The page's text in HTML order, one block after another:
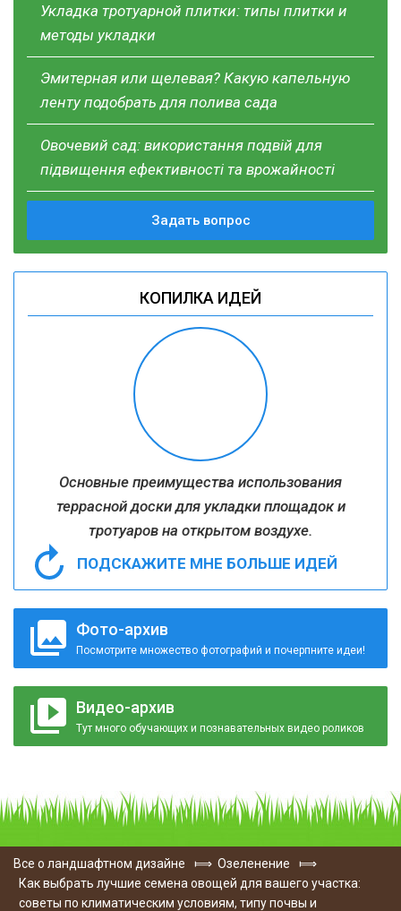
Укладка тротуарной плитки: типы плитки и
методы укладки
Эмитерная или щелевая? Какую капельную
ленту подобрать для полива сада
Овочевий сад: використання подвій для
підвищення ефективності та врожайності
Задать вопрос
КОПИЛКА ИДЕЙ
Основные преимущества использования
террасной доски для укладки площадок и
тротуаров на открытом воздухе.
ПОДСКАЖИТЕ МНЕ БОЛЬШЕ ИДЕЙ
Фото-архив
Посмотрите множество фотографий и почерпните идеи!
Видео-архив
Тут много обучающих и познавательных видео роликов
Все о ландшафтном дизайне ⟾ Озеленение
⟾
Как выбрать лучшие семена овощей для вашего участка:
советы по климатическим условиям, типу почвы и